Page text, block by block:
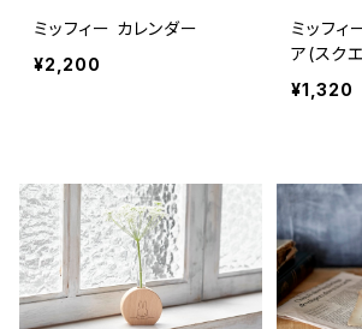
ミッフィー カレンダー
¥2,200
ミッフィ
ア(スク
¥1,320